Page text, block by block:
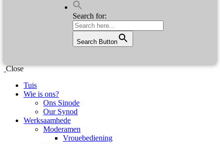
Search for:
Search Button
Close
Tuis
Wie is ons?
Ons Sinode
Our Synod
Werksaamhede
Moderamen
Vrouebediening